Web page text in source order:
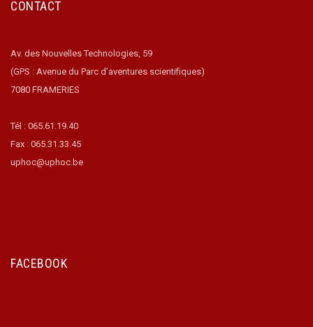
CONTACT
Av. des Nouvelles Technologies, 59
(GPS : Avenue du Parc d’aventures scientifiques)
7080 FRAMERIES
Tél : 065.61.19.40
Fax : 065.31.33.45
uphoc@uphoc.be
FACEBOOK